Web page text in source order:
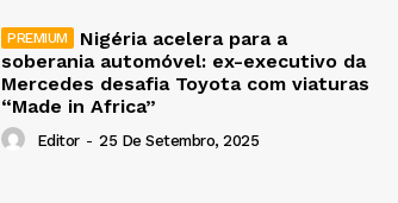
Nigéria acelera para a
soberania automóvel: ex-executivo da
Mercedes desafia Toyota com viaturas
“Made in Africa”
Editor - 25 De Setembro, 2025